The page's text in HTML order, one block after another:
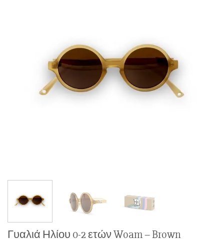
Γυαλιά Ηλίου 0-2 ετών Woam – Brown